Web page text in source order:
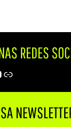
REDES
Trip Advisor